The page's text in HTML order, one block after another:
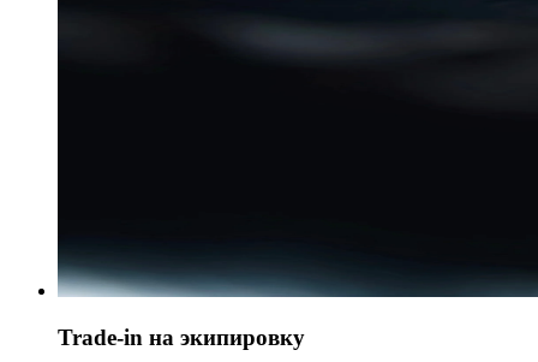
Trade-in на экипировку